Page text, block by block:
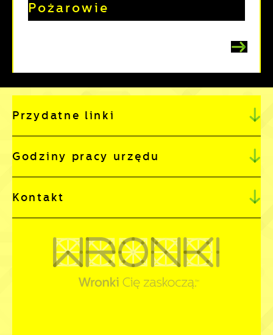
Pożarowie
Przydatne linki
Godziny pracy urzędu
Kontakt